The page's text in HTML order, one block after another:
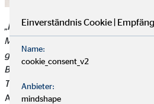
„Im Namen aller Bewohner*innen
Meilensteins möchten wir uns als
ganz herzlich für die tollen
Bewohner*innen waren begeistert
Tüten und den dazugehörigen
Ansprechpartnerinnen des
Einverständnis Cookie |
Name:
cookie_consent_v2
Anbieter:
mindshape